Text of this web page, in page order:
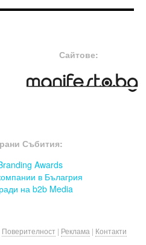
Сайтове:
Събития:
Awards
в Бълагрия
на b2b Media
Поверителност | Реклама | Контакти